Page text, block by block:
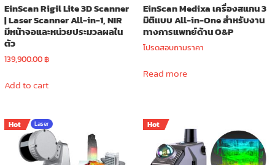
EinScan Rigil Lite 3D Scanner
| Laser Scanner All-in-1, NIR
มีหน้าจอและหน่วยประมวลผลใน
ตัว
139,900.00฿
Add to cart
EinScan Medixa เครื่องสแกน 3
มิติแบบ All-in-One สำหรับงาน
ทางการแพทย์ด้าน O&P
โปรดสอบถามราคา
Read more
Hot Laser Hot